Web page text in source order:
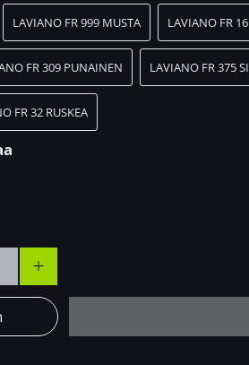
LAVIANO FR 999 MUSTA LAVIANO FR
FR 309 PUNAINEN LAVIANO FR 375
FR 32 RUSKEA